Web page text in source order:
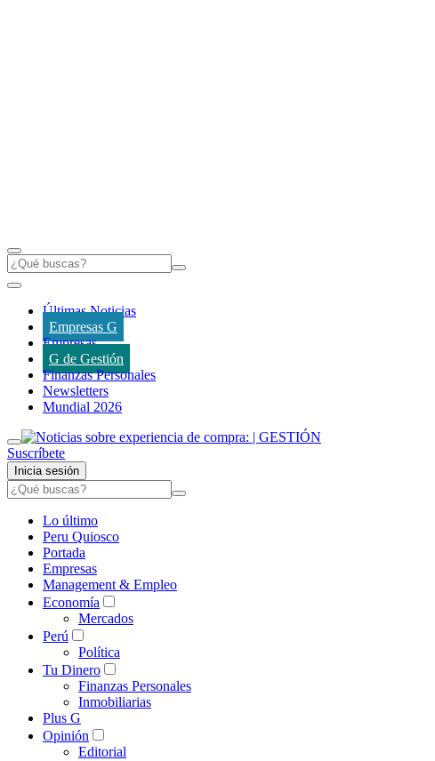
Últimas Noticias
Empresas G
Empresas
G de Gestión
Finanzas Personales
Newsletters
Mundial 2026
Suscríbete
Inicia sesión
Lo último
Peru Quiosco
Portada
Empresas
Management & Empleo
Economía
Mercados
Perú
Política
Tu Dinero
Finanzas Personales
Inmobiliarias
Plus G
Opinión
Editorial